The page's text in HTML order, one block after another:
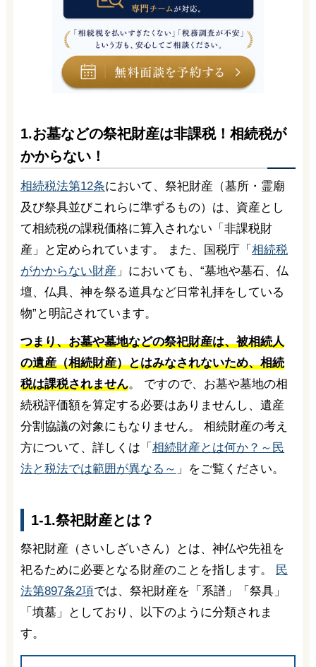
1.お墓などの祭祀財産は非課税！相続税が
かからない！
相続税法第12条において、祭祀財産（墓所・霊廟
及び祭具並びこれらに準ずるもの）は、資産とし
て相続税の課税価格に算入されない「非課税財
産」と定められています。 また、国税庁「 相続税
がかからない財産 」においても、“墓地や墓石、仏
壇、仏具、神を祭る道具など日常礼拝をしている
物”と明記されています。
つまり、お墓や墓地などの祭祀財産は、被相続人
の遺産（相続財産）とはみなされないため、相続
税は課税されません。 ですので、お墓や墓地の相
続税評価額を算定する必要はありませんし、遺産
分割協議の対象にもなりません。 相続財産の考え
方について、詳しくは「 相続財産とは何か？～民
法と税法では範囲が異なる～ 」をご覧ください。
1-1.祭祀財産とは？
祭祀財産（さいしざいさん）とは、神仏や先祖を
祀るために必要となる財産のことを指します。
民
法第897条2項では、祭祀財産を「系譜」「祭具」
「墳墓」としており、以下のように分類されま
す。